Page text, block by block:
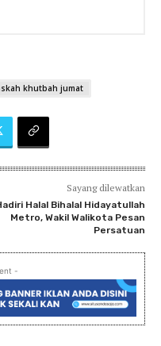
khutbah jumat
Sayang dilewatkan
Halal Bihalal Hidayatullah
Metro, Wakil Walikota Pesan
Persatuan
-